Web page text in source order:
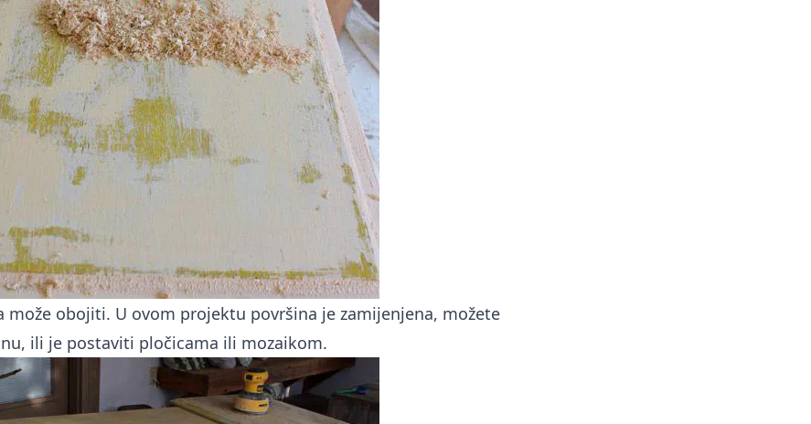
može obojiti. U ovom projektu površina je zamijenjena, možete
ili je postaviti pločicama ili mozaikom.